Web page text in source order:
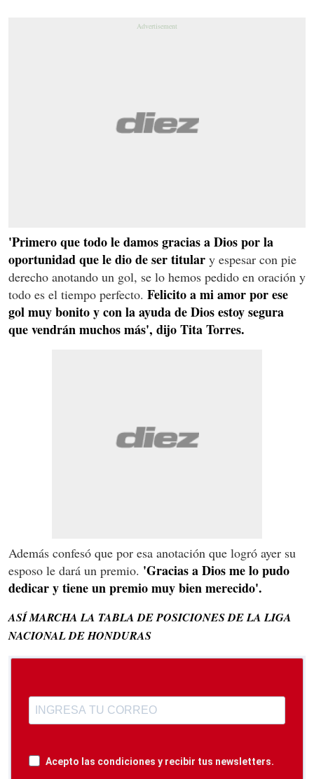
'Primero que todo le damos gracias a Dios por la
oportunidad que le dio de ser titular y espesar con pie
derecho anotando un gol, se lo hemos pedido en oración y
todo es el tiempo perfecto. Felicito a mi amor por ese
gol muy bonito y con la ayuda de Dios estoy segura
que vendrán muchos más', dijo Tita Torres.
Además confesó que por esa anotación que logró ayer su
esposo le dará un premio. 'Gracias a Dios me lo pudo
dedicar y tiene un premio muy bien merecido'.
ASÍ MARCHA LA TABLA DE POSICIONES DE LA LIGA
NACIONAL DE HONDURAS
Acepto las condiciones y recibir tus newsletters.